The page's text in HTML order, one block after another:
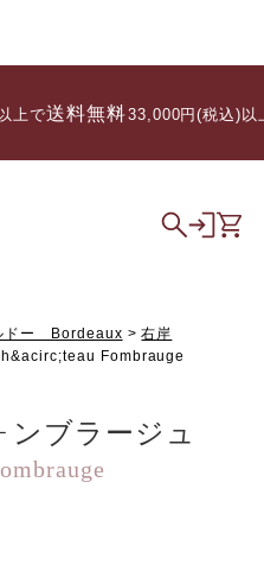
で送料無料/ 33,000円(税込)以
ドー Bordeaux
右岸
Fombrauge
ブラージュ